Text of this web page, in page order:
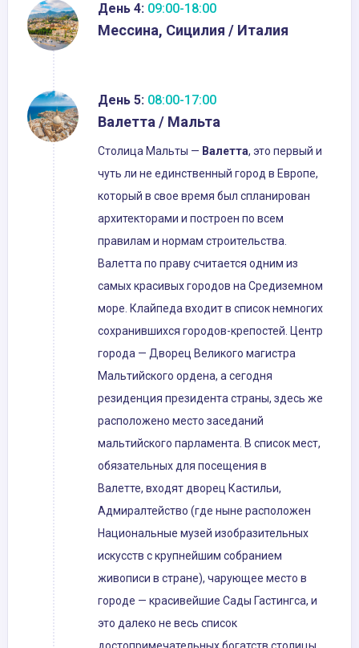
День 4: 09:00-18:00
Мессина, Сицилия / Италия
День 5: 08:00-17:00
Валетта / Мальта
Столица Мальты — Валетта, это первый и
чуть ли не единственный город в Европе,
который в свое время был спланирован
архитекторами и построен по всем
правилам и нормам строительства.
Валетта по праву считается одним из
самых красивых городов на Средиземном
море. Клайпеда входит в список немногих
сохранившихся городов-крепостей. Центр
города — Дворец Великого магистра
Мальтийского ордена, а сегодня
резиденция президента страны, здесь же
расположено место заседаний
мальтийского парламента. В список мест,
обязательных для посещения в
Валетте, входят дворец Кастильи,
Адмиралтейство (где ныне расположен
Национальные музей изобразительных
искусств с крупнейшим собранием
живописи в стране), чарующее место в
городе — красивейшие Сады Гастингса, и
это далеко не весь список